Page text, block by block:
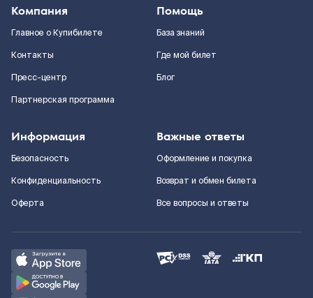
Компания
Главное о Купибилете
Контакты
Пресс-центр
Партнерская программа
Помощь
База знаний
Где мой билет
Блог
Информация
Безопасность
Конфиденциальность
Оферта
Важные ответы
Оформление и покупка
Возврат и обмен билета
Все вопросы и ответы